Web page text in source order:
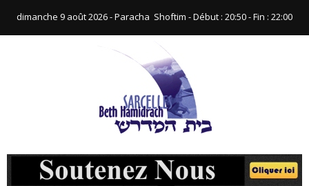
dimanche 9 août 2026 - Paracha ‪ Shoftim‬ - Début : 20:50‬ - Fin : ‪22:00‬